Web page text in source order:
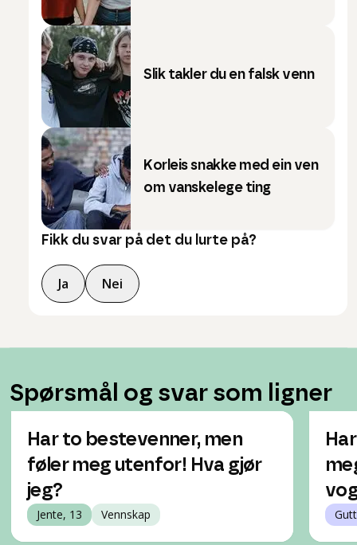
Slik takler du en falsk venn
Korleis snakke med ein ven
om vanskelege ting
Fikk du svar på det du lurte på?
Ja Nei
Spørsmål og svar som ligner
Har to bestevenner, men
føler meg utenfor! Hva gjør
jeg?
Jente, 13 Vennskap